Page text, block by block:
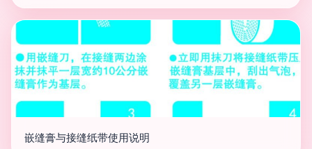
嵌缝膏与接缝纸带使用说明